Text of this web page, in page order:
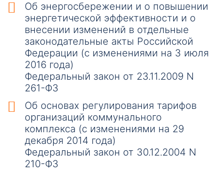
Об энергосбережении и о повышении
энергетической эффективности и о
внесении изменений в отдельные
законодательные акты Российской
Федерации (с изменениями на 3 июля
2016 года)
Федеральный закон от 23.11.2009 N
261-ФЗ
Об основах регулирования тарифов
организаций коммунального
комплекса (с изменениями на 29
декабря 2014 года)
Федеральный закон от 30.12.2004 N
210-ФЗ